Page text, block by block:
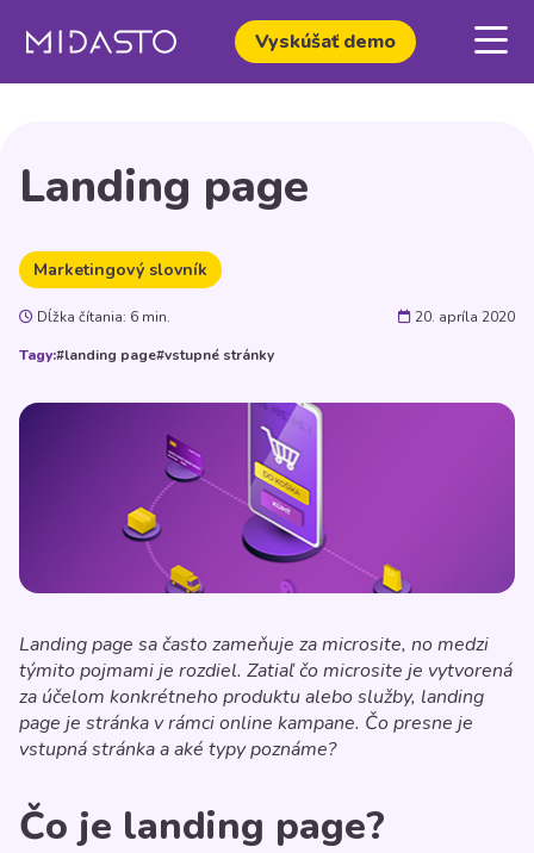
Vyskúšať demo
Landing page
Marketingový slovník
Dĺžka čítania: 6 min.
20. apríla 2020
Tagy:#landing page#vstupné stránky
Landing page sa často zameňuje za microsite, no medzi
týmito pojmami je rozdiel. Zatiaľ čo microsite je vytvorená
za účelom konkrétneho produktu alebo služby, landing
page je stránka v rámci online kampane. Čo presne je
vstupná stránka a aké typy poznáme?
Čo je landing page?